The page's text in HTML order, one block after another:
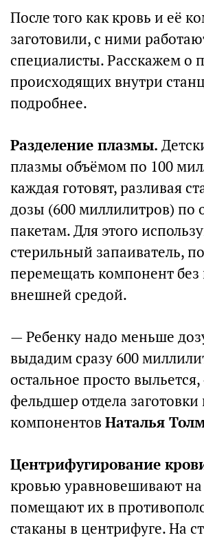
После того как кровь и её
заготовили, с ними
специалисты. Расскажем о
происходящих внутри
подробнее.
Разделение плазмы.
плазмы объёмом по 100
каждая готовят, разливая
дозы (600 миллилитров) по
пакетам. Для этого
стерильный запаиватель,
перемещать компонент без
внешней средой.
— Ребенку надо меньше
выдадим сразу 600
остальное просто
фельдшер отдела заготовки
компонентов Наталья
Центрифугирование
кровью уравновешивают на
помещают их в
стаканы в центрифуге. На